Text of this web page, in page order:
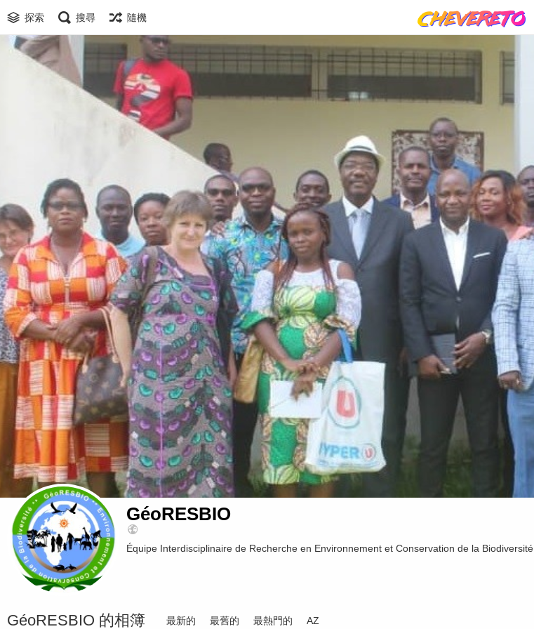
探索 搜尋 隨機
GéoRESBIO
Équipe Interdisciplinaire de Recherche en Environnement et Conservation de la Biodiversité
GéoRESBIO 的相簿 最新的 最舊的 最熱門的 AZ